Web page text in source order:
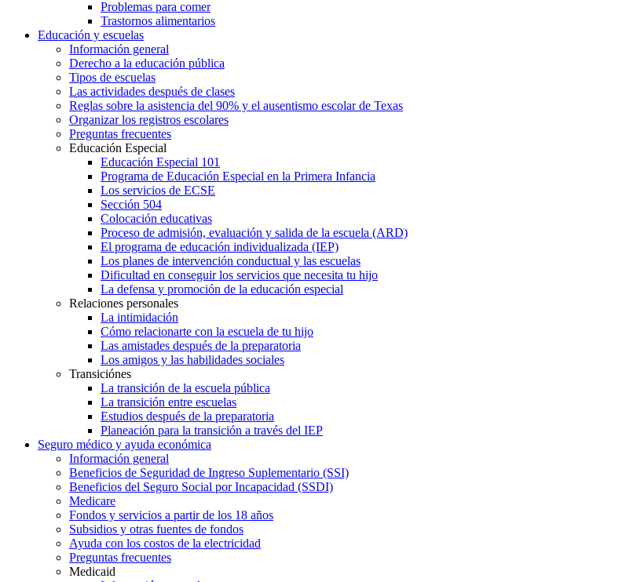
Problemas para comer
Trastornos alimentarios
Educación y escuelas
Información general
Derecho a la educación pública
Tipos de escuelas
Las actividades después de clases
Reglas sobre la asistencia del 90% y el ausentismo escolar de Texas
Organizar los registros escolares
Preguntas frecuentes
Educación Especial
Educación Especial 101
Programa de Educación Especial en la Primera Infancia
Los servicios de ECSE
Sección 504
Colocación educativas
Proceso de admisión, evaluación y salida de la escuela (ARD)
El programa de educación individualizada (IEP)
Los planes de intervención conductual y las escuelas
Dificultad en conseguir los servicios que necesita tu hijo
La defensa y promoción de la educación especial
Relaciones personales
La intimidación
Cómo relacionarte con la escuela de tu hijo
Las amistades después de la preparatoria
Los amigos y las habilidades sociales
Transiciónes
La transición de la escuela pública
La transición entre escuelas
Estudios después de la preparatoria
Planeación para la transición a través del IEP
Seguro médico y ayuda económica
Información general
Beneficios de Seguridad de Ingreso Suplementario (SSI)
Beneficios del Seguro Social por Incapacidad (SSDI)
Medicare
Fondos y servicios a partir de los 18 años
Subsidios y otras fuentes de fondos
Ayuda con los costos de la electricidad
Preguntas frecuentes
Medicaid